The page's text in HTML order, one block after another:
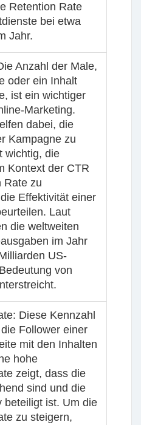
Retention Rate
bei etwa
Jahr.
Anzahl der Male,
oder ein Inhalt
ist ein wichtiger
Marketing.
dabei, die
Kampagne zu
wichtig, die
Kontext der CTR
Rate zu
Effektivität einer
Laut
die weltweiten
im Jahr
US-
von
: Diese Kennzahl
Follower einer
mit den Inhalten
hohe
zeigt, dass die
sind und die
beteiligt ist. Um die
zu steigern,